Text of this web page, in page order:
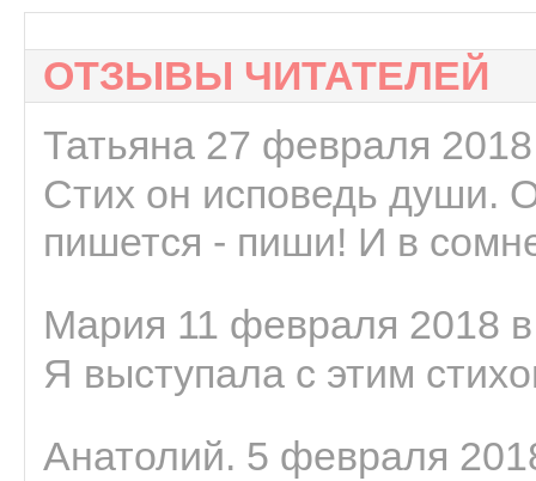
ОТЗЫВЫ ЧИТАТЕЛЕЙ
Татьяна 27 февраля
Стих он исповедь души.
пишется - пиши! И в
Мария 11 февраля 2018
Я выступала с этим
Анатолий. 5 февраля